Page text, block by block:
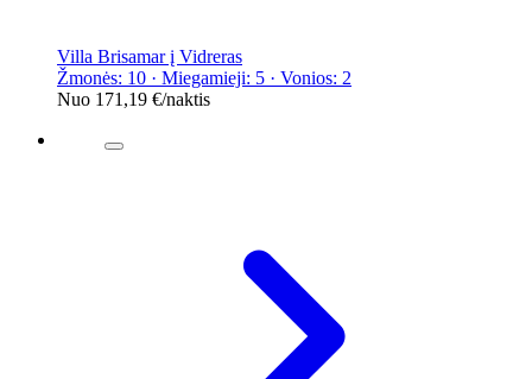
Villa Brisamar į Vidreras
Žmonės: 10 · Miegamieji: 5 · Vonios: 2
Nuo 171,19 €/naktis